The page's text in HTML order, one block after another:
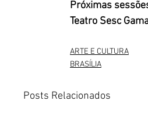
Próximas
Teatro Sesc
ARTE E CULTURA
BRASÍLIA
Posts Relacionados